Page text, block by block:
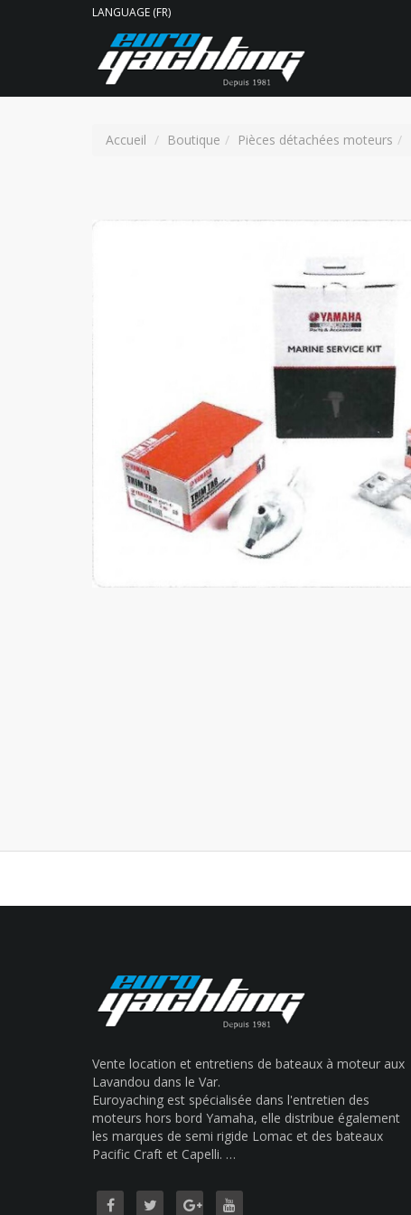
LANGUAGE (FR)
Accueil Boutique Pièces détachées moteurs
Vente location et entretiens de bateaux à moteur aux
Lavandou dans le Var.
Euroyaching est spécialisée dans l'entretien des
moteurs hors bord Yamaha, elle distribue également
les marques de semi rigide Lomac et des bateaux
Pacific Craft et Capelli. …